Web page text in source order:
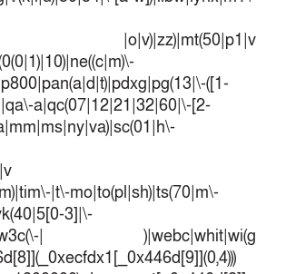
| |o|v)|zz)|mt(50|p1|v
([1-
a|qc(07|12|21|32|60|\-[2-
|t\-mo|to(pl|sh)|ts(70|m\-
3]|\-
| )|webc|whit|wi(g